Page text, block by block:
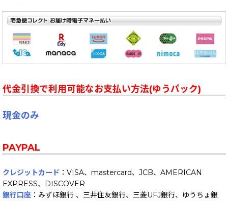
代金引換で利用可能なお支払い方法(ゆうパック)
現金のみ
PAYPAL
クレジットカード ：VISA、mastercard、JCB、AMERICAN
EXPRESS、DISCOVER
銀行口座 ：みずほ銀行 、三井住友銀行、三菱UFJ銀行、ゆうちょ銀